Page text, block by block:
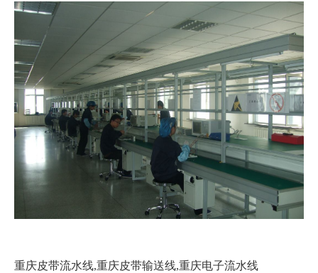
重庆皮带流水线,重庆皮带输送线,重庆电子流水线